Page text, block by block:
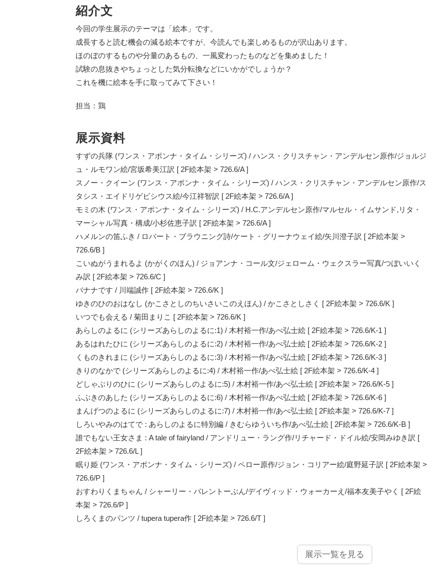
紹介文
今回の学生展示のテーマは「絵本」です。
成長すると読む機会の減る絵本ですが、今読んでも楽しめるものが沢山あります。
ほのぼのするものや分量のあるもの、一風変わったものなどを集めました！
試験の息抜きやちょっとした気分転換などにいかがでしょうか？
これを機に絵本を手に取ってみて下さい！
担当：鶏
展示資料
すずの兵隊 (ワンス・アポンナ・タイム・シリーズ) / ハンス・クリスチャン・アンデルセン原作/ジョルジ
ュ・ルモワン絵/宮坂希美江訳 [ 2F絵本架 > 726.6/A ]
スノー・クイーン (ワンス・アポンナ・タイム・シリーズ) / ハンス・クリスチャン・アンデルセン原作/ス
タシス・エイドリゲビシウス絵/今江祥智訳 [ 2F絵本架 > 726.6/A ]
モミの木 (ワンス・アポンナ・タイム・シリーズ) / H.C.アンデルセン原作/マルセル・イムサンド,リタ・
マーシャル写真・構成/小杉佐恵子訳 [ 2F絵本架 > 726.6/A ]
ハメルンの笛ふき / ロバート・ブラウニング詩/ケート・グリーナウェイ絵/矢川澄子訳 [ 2F絵本架 >
726.6/B ]
こいぬがうまれるよ (かがくのほん) / ジョアンナ・コール文/ジェローム・ウェクスラー写真/つぼいいく
み訳 [ 2F絵本架 > 726.6/C ]
バナナです / 川端誠作 [ 2F絵本架 > 726.6/K ]
ゆきのひのおはなし (かこさとしのちいさいこのえほん) / かこさとしさく [ 2F絵本架 > 726.6/K ]
いつでも会える / 菊田まりこ [ 2F絵本架 > 726.6/K ]
あらしのよるに (シリーズあらしのよるに:1) / 木村裕一作/あべ弘士絵 [ 2F絵本架 > 726.6/K-1 ]
あるはれたひに (シリーズあらしのよるに:2) / 木村裕一作/あべ弘士絵 [ 2F絵本架 > 726.6/K-2 ]
くものきれまに (シリーズあらしのよるに:3) / 木村裕一作/あべ弘士絵 [ 2F絵本架 > 726.6/K-3 ]
きりのなかで (シリーズあらしのよるに:4) / 木村裕一作/あべ弘士絵 [ 2F絵本架 > 726.6/K-4 ]
どしゃぶりのひに (シリーズあらしのよるに:5) / 木村裕一作/あべ弘士絵 [ 2F絵本架 > 726.6/K-5 ]
ふぶきのあした (シリーズあらしのよるに:6) / 木村裕一作/あべ弘士絵 [ 2F絵本架 > 726.6/K-6 ]
まんげつのよるに (シリーズあらしのよるに:7) / 木村裕一作/あべ弘士絵 [ 2F絵本架 > 726.6/K-7 ]
しろいやみのはてで : あらしのよるに特別編 / きむらゆういち作/あべ弘士絵 [ 2F絵本架 > 726.6/K-B ]
誰でもない王女さま : A tale of fairyland / アンドリュー・ラング作/リチャード・ドイル絵/安岡みゆき訳 [
2F絵本架 > 726.6/L ]
眠り姫 (ワンス・アポンナ・タイム・シリーズ) / ペロー原作/ジョン・コリアー絵/庭野延子訳 [ 2F絵本架 >
726.6/P ]
おすわりくまちゃん / シャーリー・パレントーぶん/デイヴィッド・ウォーカーえ/福本友美子やく [ 2F絵
本架 > 726.6/P ]
しろくまのパンツ / tupera tupera作 [ 2F絵本架 > 726.6/T ]
展示一覧を見る